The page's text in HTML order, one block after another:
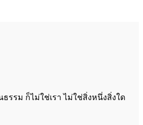
รรม ก็ไม่ใช่เรา ไม่ใช่สิ่งหนึ่งสิ่งใด